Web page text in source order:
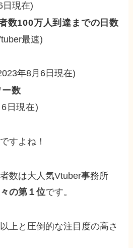
日現在)
数100万人到達までの日数
最速)
年8月6日現在)
数
日現在)
すよね！
数は大人気Vtuber事務所
の第１位です。
上と圧倒的な注目度の高さ